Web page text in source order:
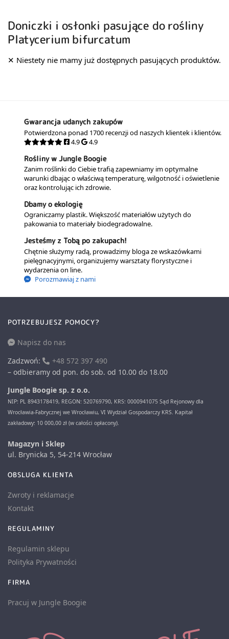
Doniczki i osłonki pasujące do rośliny
Platycerium bifurcatum
Gwarancja udanych zakupów
Potwierdzona ponad 1700 recenzji od naszych klientek i klientów.
4.9
4.9
Rośliny w Jungle Boogie
Zanim roślinki do Ciebie trafią zapewniamy im optymalne
warunki dbając o właściwą temperaturę, wilgotność i oświetlenie
oraz kontrolując ich zdrowie.
Dbamy o ekologię
Ograniczamy plastik. Większość materiałów użytych do
pakowania to materiały biodegradowalne.
Jesteśmy z Tobą po zakupach!
Chętnie służymy radą, prowadzimy bloga ze wskazówkami
pielęgnacyjnymi, organizujemy warsztaty florystyczne i
wydarzenia on line.
Porozmawiaj z nami
POTRZEBUJESZ POMOCY?
Napisz do nas
Zadzwoń:
+48 572 397 490
– odbieramy od pon. do sob. od 10.00 do 18.00
Jungle Boogie sp. z o.o.
NIP: PL 8943178419, REGON: 520769790, KRS: 0000941075 Sąd Rejonowy dla
Wrocławia-Fabrycznej we Wrocławiu, VI Wydział Gospodarczy KRS. Kapitał
zakładowy: 10 000,00 zł (w całości opłacony).
Magazyn i Sklep
ul. Brynicka 5, 54-214 Wrocław
OBSLUGA KLIENTA
Zwroty i reklamacje
Kontakt
REGULAMINY
Regulamin sklepu
Polityka Prywatności
FIRMA
Pracuj w Jungle Boogie